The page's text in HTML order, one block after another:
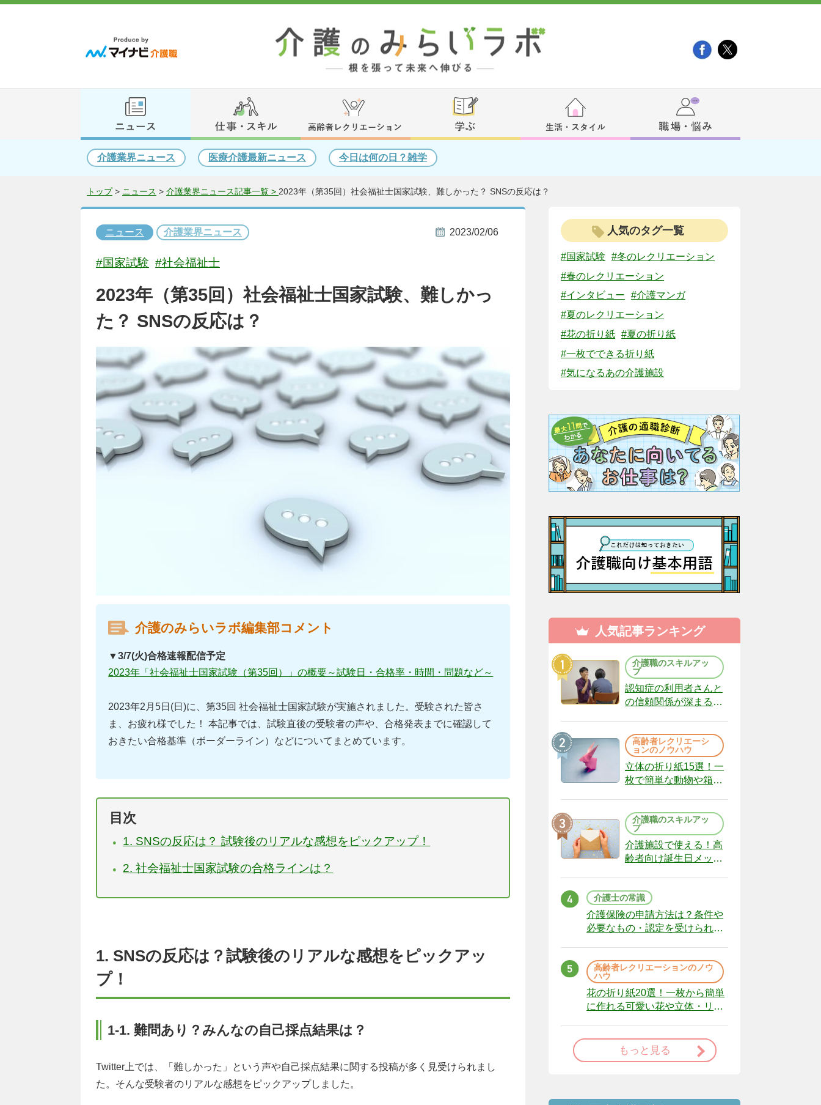
介護業界ニュース 医療介護最新ニュース 今日は何の日？雑学
トップ> ニュース > 介護業界ニュース記事一覧 > 2023年（第35回）社会福祉士国家試験、難しかった？ SNSの反応は？
ニュース 介護業界ニュース 2023/02/06
#国家試験 #社会福祉士
2023年（第35回）社会福祉士国家試験、難しかっ
た？ SNSの反応は？
介護のみらいラボ編集部コメント
▼3/7(火)合格速報配信予定
2023年「社会福祉士国家試験（第35回）」の概要～試験日・合格率・時間・問題など～
2023年2月5日(日)に、第35回 社会福祉士国家試験が実施されました。受験された皆さ
ま、お疲れ様でした！ 本記事では、試験直後の受験者の声や、合格発表までに確認して
おきたい合格基準（ボーダーライン）などについてまとめています。
目次
1. SNSの反応は？ 試験後のリアルな感想をピックアップ！
2. 社会福祉士国家試験の合格ラインは？
1. SNSの反応は？試験後のリアルな感想をピックアッ
プ！
1-1. 難問あり？みんなの自己採点結果は？
Twitter上では、「難しかった」という声や自己採点結果に関する投稿が多く見受けられまし
た。そんな受験者のリアルな感想をピックアップしました。
人気のタグ一覧
#国家試験
#冬のレクリエーション
#春のレクリエーション
#インタビュー
#介護マンガ
#夏のレクリエーション
#花の折り紙 #夏の折り紙
#一枚でできる折り紙
#気になるあの介護施設
人気記事ランキング
介護職のスキルアッ
プ
認知症の利用者さんと
の信頼関係が深まる声
（22）
高齢者レクリエーシ
ョンのノウハウ
立体の折り紙15選！一
枚で簡単な動物や箱、
介護職のスキルアッ
プ
介護施設で使える！高
齢者向け誕生日メッセ
介護士の常識
介護保険の申請方法は？条件や
必要なもの・認定を受けられな
高齢者レクリエーションのノウ
ハウ
花の折り紙20選！一枚から簡単
に作れる可愛い花や立体・リー
もっと見る